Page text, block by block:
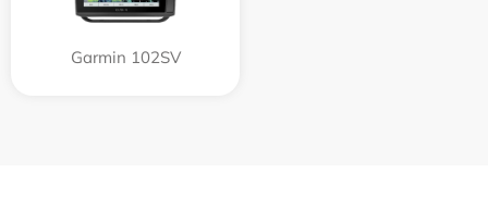
Garmin 102SV